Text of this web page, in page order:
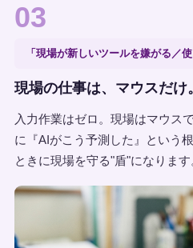
03
「現場が新しいツールを嫌がる／
現場の仕事は、マウスだけ。
入力作業はゼロ。現場はマウス
に『AIがこう予測した』という
ときに現場を守る"盾"になります